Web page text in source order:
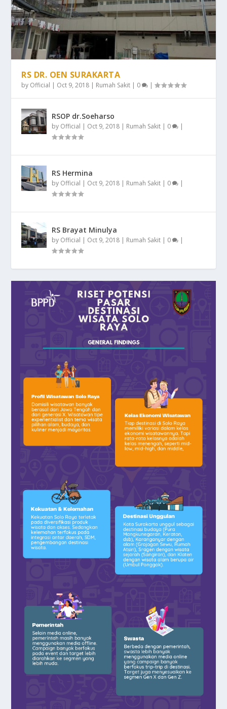
RS DR. OEN SURAKARTA
by Official | Oct 9, 2018 | Rumah Sakit | 0 |
RSOP dr.Soeharso
by Official | Oct 9, 2018 | Rumah Sakit | 0 |
RS Hermina
by Official | Oct 9, 2018 | Rumah Sakit | 0 |
RS Brayat Minulya
by Official | Oct 9, 2018 | Rumah Sakit | 0 |